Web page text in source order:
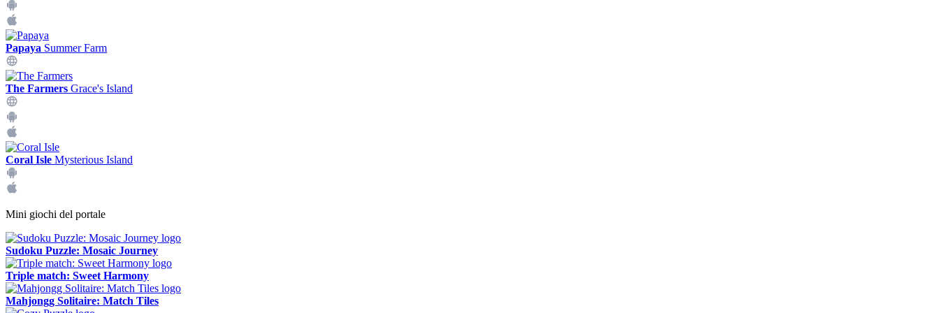
Papaya Summer Farm
The Farmers Grace's Island
Coral Isle Mysterious Island
Mini giochi del portale
Sudoku Puzzle: Mosaic Journey
Triple match: Sweet Harmony
Mahjongg Solitaire: Match Tiles